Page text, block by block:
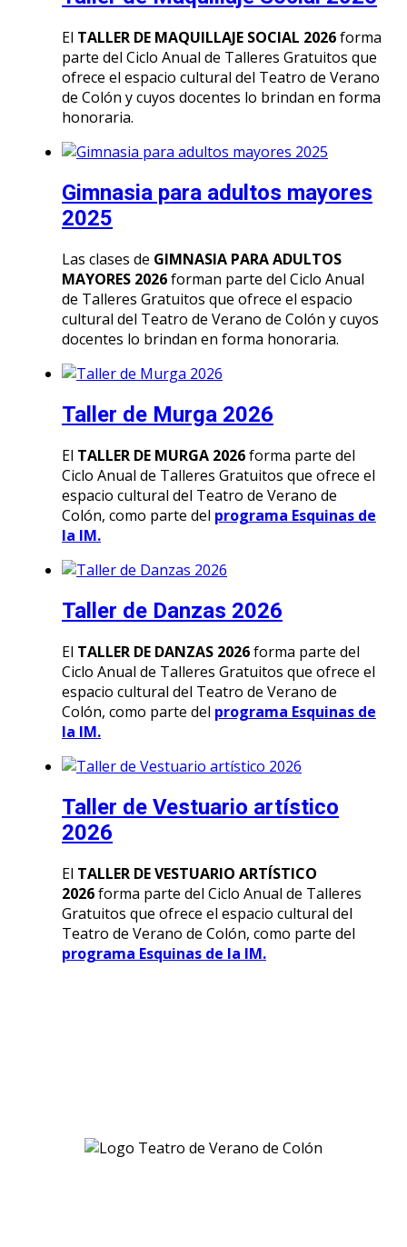
El TALLER DE MAQUILLAJE SOCIAL 2026forma
parte del Ciclo Anual de Talleres Gratuitos que
ofrece el espacio cultural del Teatro de Verano
de Colón y cuyos docentes lo brindan en forma
honoraria.
Gimnasia para adultos mayores
2025
Las clases de GIMNASIA PARA ADULTOS
MAYORES 2026forman parte del Ciclo Anual
de Talleres Gratuitos que ofrece el espacio
cultural del Teatro de Verano de Colón y cuyos
docentes lo brindan en forma honoraria.
Taller de Murga 2026
El TALLER DE MURGA 2026forma parte del
Ciclo Anual de Talleres Gratuitos que ofrece el
espacio cultural del Teatro de Verano de
Colón, como parte del programa Esquinas de
la IM.
Taller de Danzas 2026
El TALLER DE DANZAS 2026forma parte del
Ciclo Anual de Talleres Gratuitos que ofrece el
espacio cultural del Teatro de Verano de
Colón, como parte del programa Esquinas de
la IM.
Taller de Vestuario artístico
2026
El TALLER DE VESTUARIO ARTÍSTICO
2026forma parte del Ciclo Anual de Talleres
Gratuitos que ofrece el espacio cultural del
Teatro de Verano de Colón, como parte del
programa Esquinas de la IM.